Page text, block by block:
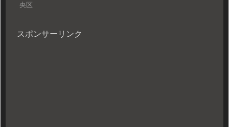
央区
スポンサーリンク